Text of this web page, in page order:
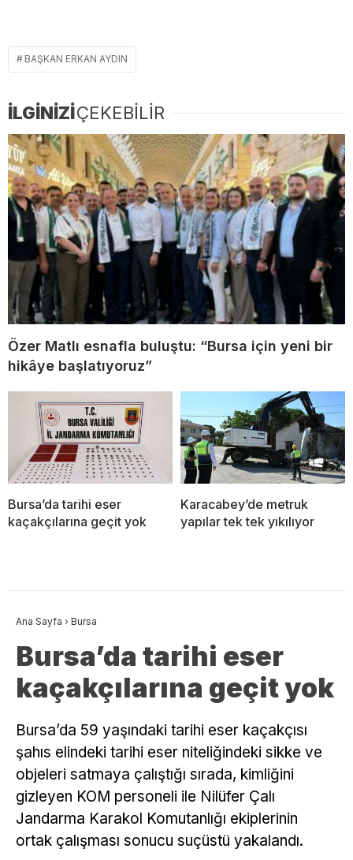
BAŞKAN ERKAN AYDIN
İLGİNİZİÇEKEBİLİR
Özer Matlı esnafla buluştu: “Bursa için yeni bir
hikâye başlatıyoruz”
Bursa’da tarihi eser
kaçakçılarına geçit yok
Karacabey’de metruk
yapılar tek tek yıkılıyor
Ana Sayfa › Bursa
Bursa’da tarihi eser
kaçakçılarına geçit yok
Bursa’da 59 yaşındaki tarihi eser kaçakçısı
şahıs elindeki tarihi eser niteliğindeki sikke ve
objeleri satmaya çalıştığı sırada, kimliğini
gizleyen KOM personeli ile Nilüfer Çalı
Jandarma Karakol Komutanlığı ekiplerinin
ortak çalışması sonucu suçüstü yakalandı.